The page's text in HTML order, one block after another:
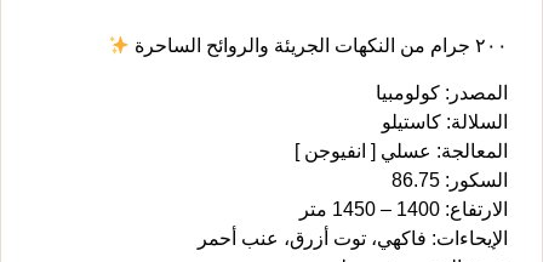
٢٠٠ جرام من النكهات الجريئة والروائح الساحرة
المصدر: كولومبيا
السلالة: كاستيلو
المعالجة: عسلي [ انفيوجن ]
السكور: 86.75
الارتفاع: 1400 – 1450 متر
الإيحاءات: فاكهي، توت أزرق، عنب أحمر